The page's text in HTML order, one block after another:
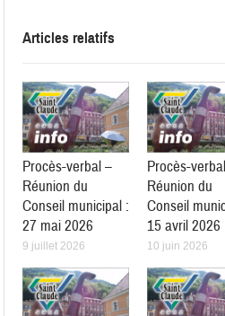
Articles relatifs
Procès-verbal –
Réunion du
Conseil municipal :
27 mai 2026
9 juillet 2026
Procès-
Réunion du
Conseil
15 avril 2026
10 juin 2026